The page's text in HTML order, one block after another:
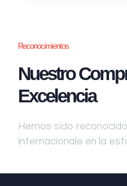
Reconocimientos
Nuestro
Excelencia
Hemos sido
internacionale en la